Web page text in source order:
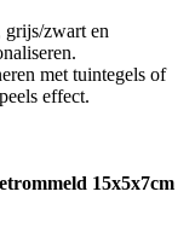
grijs/zwart en
met tuintegels of
effect.
15x5x7cm